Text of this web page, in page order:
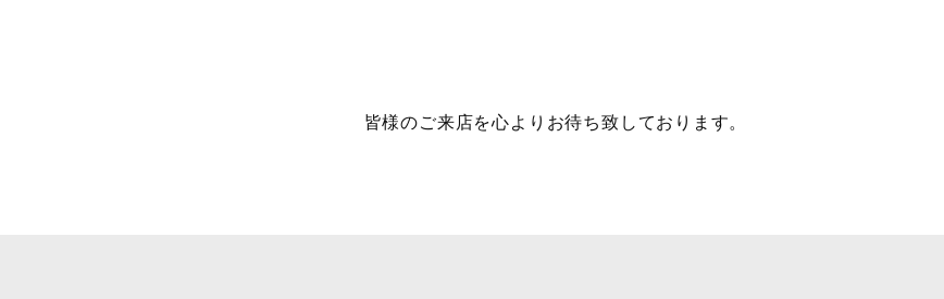
皆様のご来店を心よりお待ち致しております。